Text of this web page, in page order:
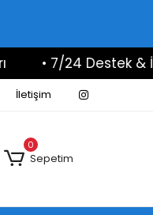
• 7/24 Destek &
İletişim
0
Sepetim